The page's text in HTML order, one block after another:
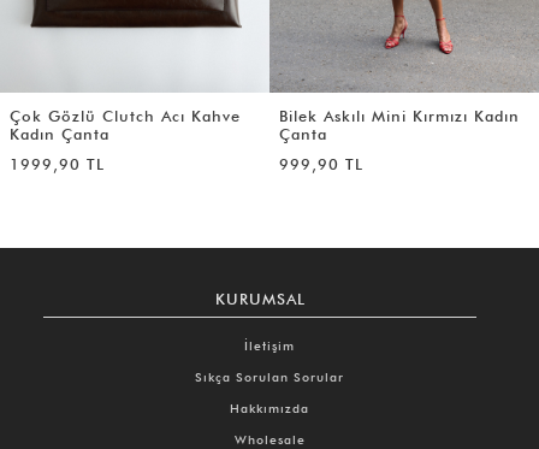
Çok Gözlü Clutch Acı Kahve
Kadın Çanta
1999,90 TL
Bilek Askılı Mini Kırmızı Kadın
Çanta
999,90 TL
KURUMSAL
İletişim
Sıkça Sorulan Sorular
Hakkımızda
Wholesale